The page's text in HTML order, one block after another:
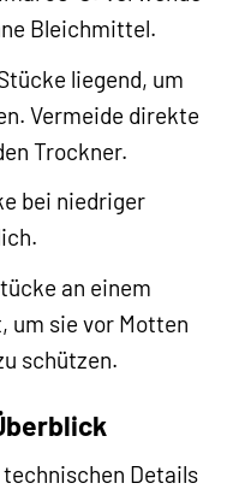
Bleichmittel.
liegend, um
Vermeide direkte
Trockner.
bei niedriger
an einem
um sie vor Motten
schützen.
Details